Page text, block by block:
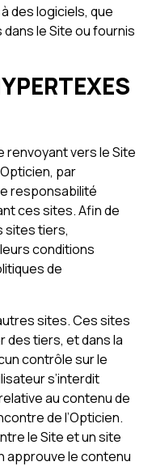
des logiciels, que
le Site ou fournis
renvoyant vers le Site
par
responsabilité
ces sites. Afin de
sites tiers,
conditions
de
sites. Ces sites
tiers, et dans la
contrôle sur le
s’interdit
au contenu de
de l’Opticien.
le Site et un site
approuve le contenu